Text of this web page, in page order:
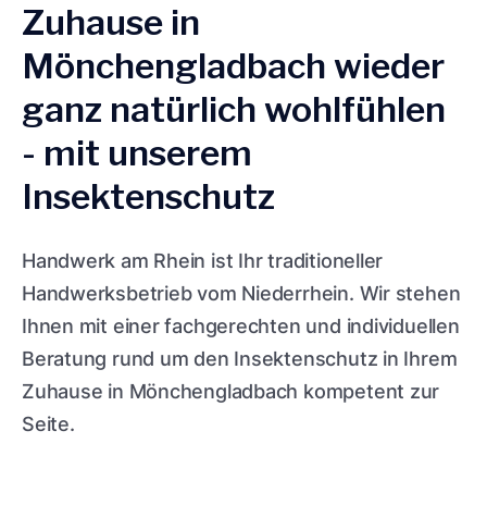
Zuhause in
Mönchengladbach wieder
ganz natürlich wohlfühlen
- mit unserem
Insektenschutz
Handwerk am Rhein ist Ihr traditioneller
Handwerksbetrieb vom Niederrhein. Wir stehen
Ihnen mit einer fachgerechten und individuellen
Beratung rund um den Insektenschutz in Ihrem
Zuhause in Mönchengladbach kompetent zur
Seite.